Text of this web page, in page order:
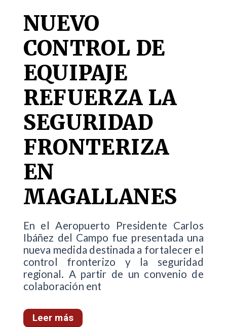
NUEVO
CONTROL DE
EQUIPAJE
REFUERZA LA
SEGURIDAD
FRONTERIZA
EN
MAGALLANES
En el Aeropuerto Presidente Carlos
Ibáñez del Campo fue presentada una
nueva medida destinada a fortalecer el
control fronterizo y la seguridad
regional. A partir de un convenio de
colaboración ent
Leer más